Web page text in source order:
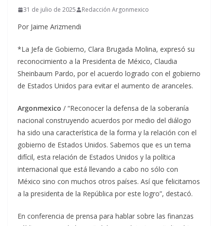
31 de julio de 2025 Redacción Argonmexico
Por Jaime Arizmendi
*La Jefa de Gobierno, Clara Brugada Molina, expresó su
reconocimiento a la Presidenta de México, Claudia
Sheinbaum Pardo, por el acuerdo logrado con el gobierno
de Estados Unidos para evitar el aumento de aranceles.
Argonmexico / “Reconocer la defensa de la soberanía
nacional construyendo acuerdos por medio del diálogo
ha sido una característica de la forma y la relación con el
gobierno de Estados Unidos. Sabemos que es un tema
difícil, esta relación de Estados Unidos y la política
internacional que está llevando a cabo no sólo con
México sino con muchos otros países. Así que felicitamos
a la presidenta de la República por este logro”, destacó.
En conferencia de prensa para hablar sobre las finanzas